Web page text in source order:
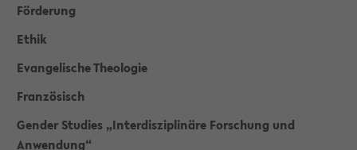
Förderung
Ethik
Evangelische Theologie
Französisch
Gender Studies „Interdisziplinäre Forschung und
Anwendung“